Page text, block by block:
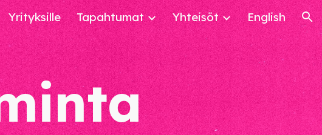
to navigation
Yrityksille Tapahtumat Yhteisöt English